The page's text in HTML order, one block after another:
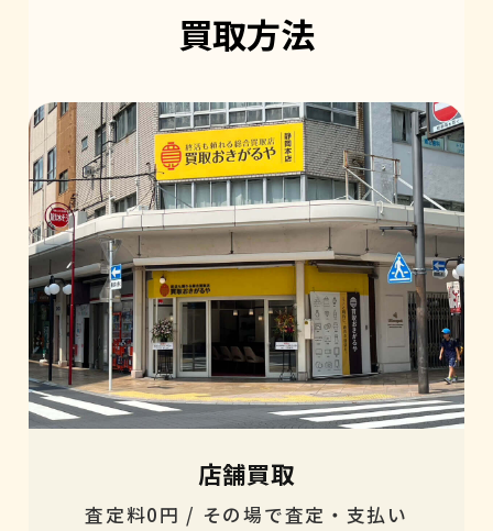
買取方法
店舗買取
査定料0円 / その場で査定・支払い